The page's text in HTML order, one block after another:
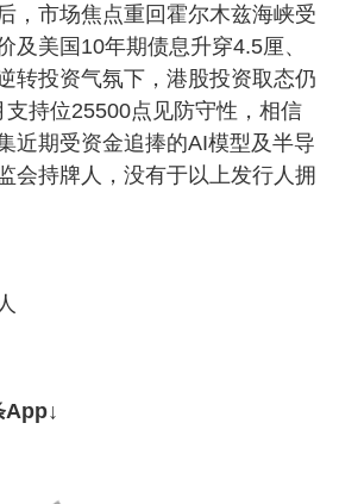
市场焦点重回霍尔木兹海峡受
及美国10年期债息升穿4.5厘、
转投资气氛下，港股投资取态仍
持位25500点见防守性，相信
近期受资金追捧的AI模型及半导
会持牌人，没有于以上发行人拥
App↓